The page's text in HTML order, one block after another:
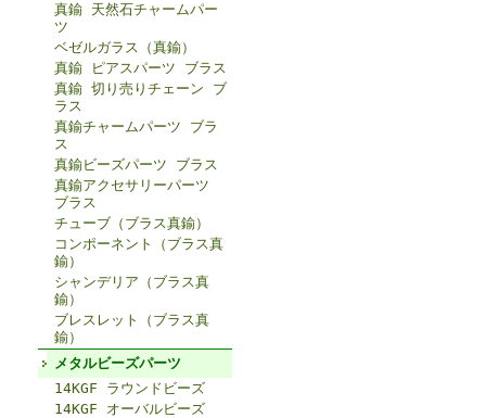
真鍮 天然石チャームパー
ツ
ベゼルガラス（真鍮）
真鍮 ピアスパーツ ブラス
真鍮 切り売りチェーン ブ
ラス
真鍮チャームパーツ ブラ
ス
真鍮ビーズパーツ ブラス
真鍮アクセサリーパーツ
ブラス
チューブ（ブラス真鍮）
コンポーネント（ブラス真
鍮）
シャンデリア（ブラス真
鍮）
ブレスレット（ブラス真
鍮）
メタルビーズパーツ
14KGF ラウンドビーズ
14KGF オーバルビーズ